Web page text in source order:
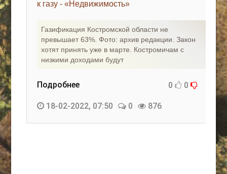
КАК С НАМИ СВЯЗАТЬСЯ
Edgarpo26@gmail.com
axin.ed@yandex.ru
Eltaro-Vrn.ru
@Edgarpo36
к газу - «Недвижимость»
Газификация Костромской области не
превышает 63%. Фото: архив редакции. Закон
хотят принять уже в марте. Костромичам с
низкими доходами будут
Подробнее 0 0
18-02-2022, 07:50 0 876